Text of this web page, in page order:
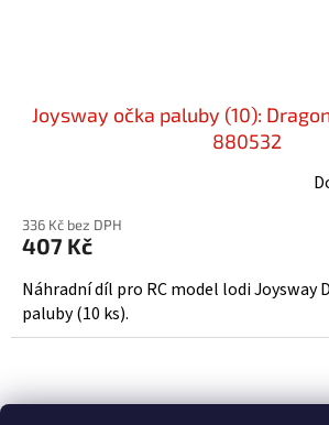
Joysway očka paluby (10):
880532
336 Kč bez DPH
407 Kč
Náhradní díl pro RC model lodi Joysway
paluby (10 ks).